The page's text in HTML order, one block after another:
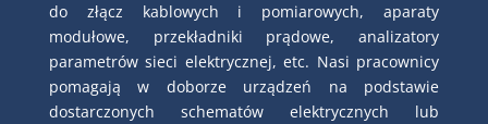
do złącz kablowych i pomiarowych, aparaty
modułowe, przekładniki prądowe, analizatory
parametrów sieci elektrycznej, etc. Nasi pracownicy
pomagają w doborze urządzeń na podstawie
dostarczonych schematów elektrycznych lub